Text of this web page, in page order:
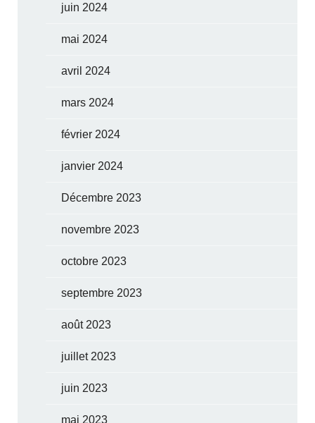
juin 2024
mai 2024
avril 2024
mars 2024
février 2024
janvier 2024
Décembre 2023
novembre 2023
octobre 2023
septembre 2023
août 2023
juillet 2023
juin 2023
mai 2023